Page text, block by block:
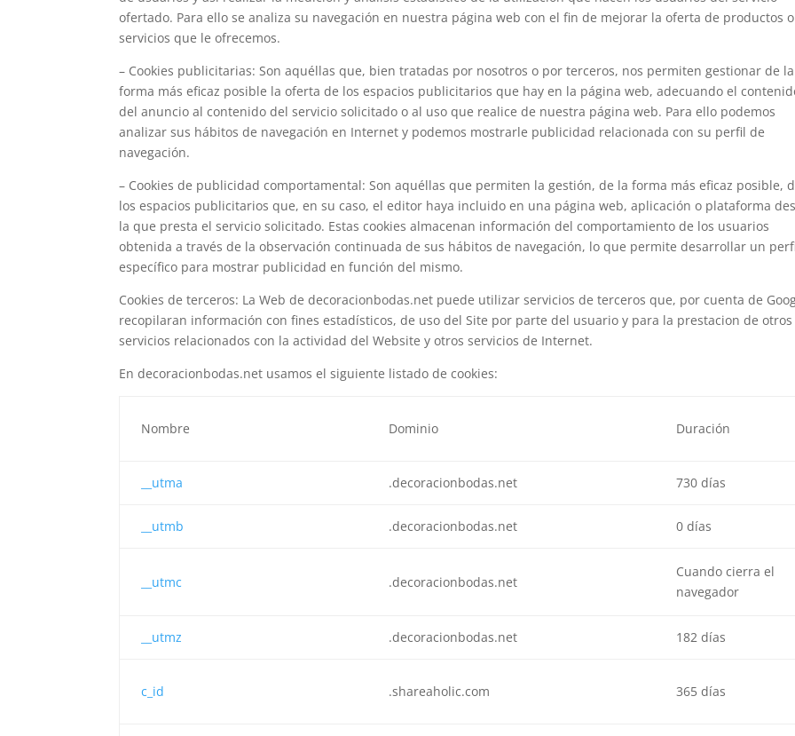
ofertado. Para ello se analiza su navegación en nuestra página web con el fin de mejorar la oferta de productos o
servicios que le ofrecemos.
– Cookies publicitarias: Son aquéllas que, bien tratadas por nosotros o por terceros, nos permiten gestionar de la
forma más eficaz posible la oferta de los espacios publicitarios que hay en la página web, adecuando el
del anuncio al contenido del servicio solicitado o al uso que realice de nuestra página web. Para ello podemos
analizar sus hábitos de navegación en Internet y podemos mostrarle publicidad relacionada con su perfil de
navegación.
– Cookies de publicidad comportamental: Son aquéllas que permiten la gestión, de la forma más eficaz posible,
los espacios publicitarios que, en su caso, el editor haya incluido en una página web, aplicación o plataforma
la que presta el servicio solicitado. Estas cookies almacenan información del comportamiento de los usuarios
obtenida a través de la observación continuada de sus hábitos de navegación, lo que permite desarrollar un
específico para mostrar publicidad en función del mismo.
Cookies de terceros: La Web de decoracionbodas.net puede utilizar servicios de terceros que, por cuenta de
recopilaran información con fines estadísticos, de uso del Site por parte del usuario y para la prestacion de otros
servicios relacionados con la actividad del Website y otros servicios de Internet.
En decoracionbodas.net usamos el siguiente listado de cookies:
Nombre Dominio Duración
__utma .decoracionbodas.net 730 días
__utmb .decoracionbodas.net 0 días
__utmc .decoracionbodas.net
Cuando cierra el
navegador
__utmz .decoracionbodas.net 182 días
c_id .shareaholic.com 365 días